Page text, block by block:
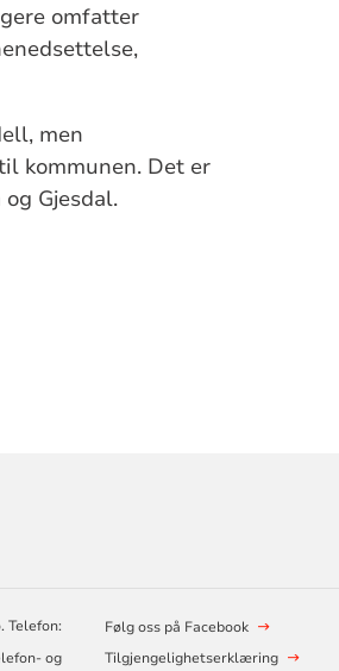
omfatter
men
kommunen. Det er
Gjesdal.
Telefon:
og
Følg oss på Facebook
Tilgjengelighetserklæring